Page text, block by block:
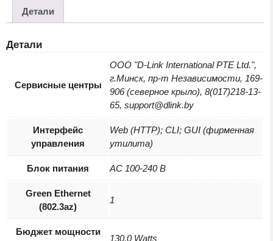
Детали
Детали
Сервисные центры
ООО "D-Link International PTE Ltd.",
г.Минск, пр-т Независимости, 169-
906 (северное крыло), 8(017)218-13-
65, support@dlink.by
Интерфейс
управления
Web (HTTP); CLI; GUI (фирменная
утилита)
Блок питания AC 100-240 В
Green Ethernet
(802.3az)
1
Бюджет мощности
130.0 Watts